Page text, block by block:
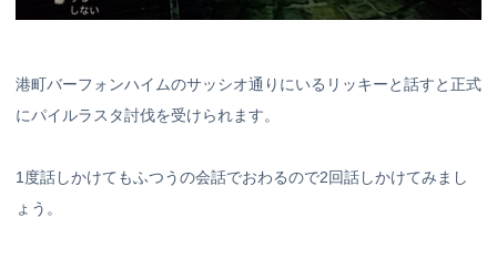
港町バーフォンハイムのサッシオ通りにいるリッキーと話すと正式
にパイルラスタ討伐を受けられます。
1度話しかけてもふつうの会話でおわるので2回話しかけてみまし
ょう。